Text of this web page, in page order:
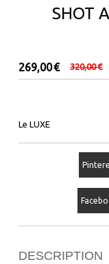
SHOT
269,00€ 320,00€
Le LUXE
DESCRIPTION